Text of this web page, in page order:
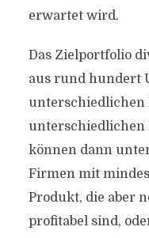
erwartet wird.
Das Zielportfolio
aus rund hundert
unterschiedlichen
können dann
Firmen mit
Produkt, die aber
profitabel sind,